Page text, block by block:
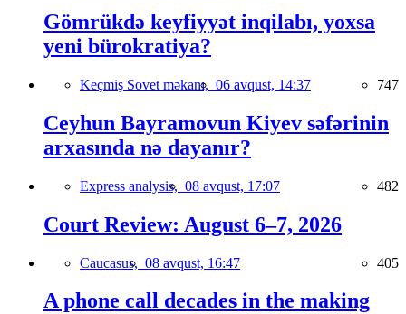
Gömrükdə keyfiyyət inqilabı, yoxsa
yeni bürokratiya?
Keçmiş Sovet məkanı, 06 avqust, 14:37 747
Ceyhun Bayramovun Kiyev səfərinin
arxasında nə dayanır?
Express analysis, 08 avqust, 17:07 482
Court Review: August 6–7, 2026
Caucasus, 08 avqust, 16:47 405
A phone call decades in the making